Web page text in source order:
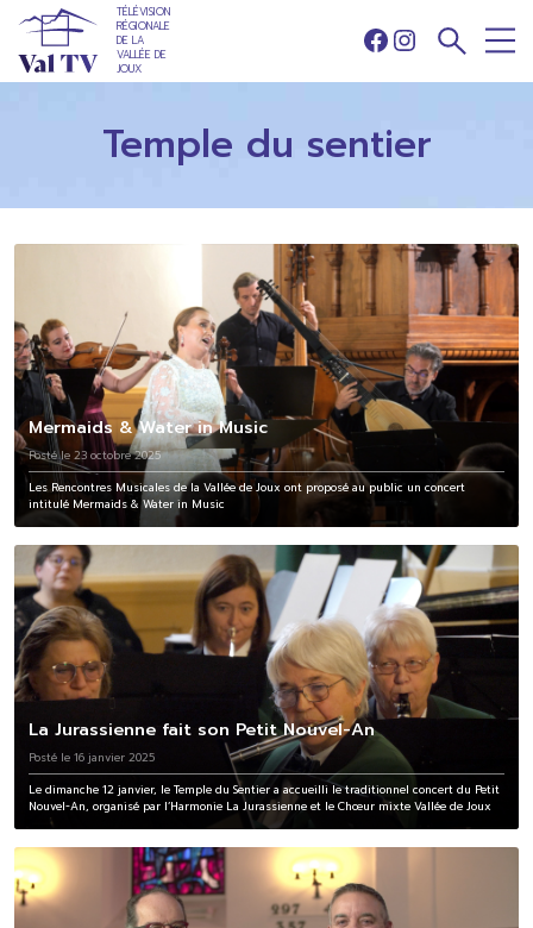
TÉLÉVISION
RÉGIONALE
DE LA
VALLÉE DE
JOUX
Facebook
Instagram
Temple du sentier
Mermaids & Water in Music
Posté le 23 octobre 2025
Les Rencontres Musicales de la Vallée de Joux ont proposé au public un concert
intitulé Mermaids & Water in Music
La Jurassienne fait son Petit Nouvel-An
Posté le 16 janvier 2025
Le dimanche 12 janvier, le Temple du Sentier a accueilli le traditionnel concert du Petit
Nouvel-An, organisé par l’Harmonie La Jurassienne et le Chœur mixte Vallée de Joux